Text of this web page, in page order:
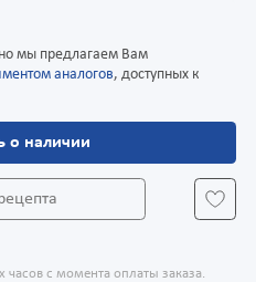
но мы предлагаем Вам
аналогов, доступных к
о наличии
часов с момента оплаты заказа.